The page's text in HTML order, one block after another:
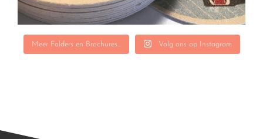
Meer Folders en Brochures... Volg ons op Instagram